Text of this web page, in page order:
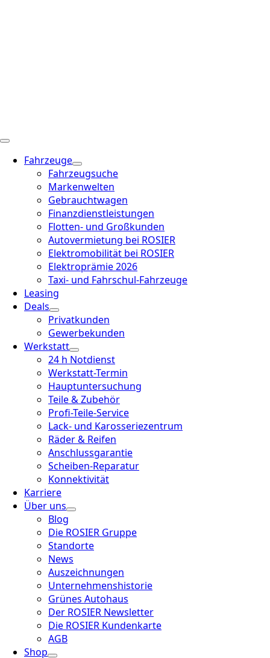
Fahrzeuge
Fahrzeugsuche
Markenwelten
Gebrauchtwagen
Finanzdienstleistungen
Flotten- und Großkunden
Autovermietung bei ROSIER
Elektromobilität bei ROSIER
Elektroprämie 2026
Taxi- und Fahrschul-Fahrzeuge
Leasing
Deals
Privatkunden
Gewerbekunden
Werkstatt
24 h Notdienst
Werkstatt-Termin
Hauptuntersuchung
Teile & Zubehör
Profi-Teile-Service
Lack- und Karosseriezentrum
Räder & Reifen
Anschlussgarantie
Scheiben-Reparatur
Konnektivität
Karriere
Über uns
Blog
Die ROSIER Gruppe
Standorte
News
Auszeichnungen
Unternehmenshistorie
Grünes Autohaus
Der ROSIER Newsletter
Die ROSIER Kundenkarte
AGB
Shop